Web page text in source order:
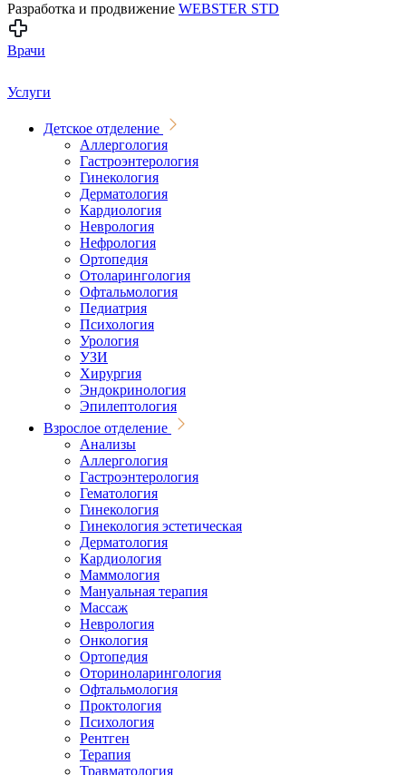
Разработка и продвижение WEBSTER STD
Врачи
Услуги
Детское отделение
Аллергология
Гастроэнтерология
Гинекология
Дерматология
Кардиология
Неврология
Нефрология
Ортопедия
Отоларингология
Офтальмология
Педиатрия
Психология
Урология
УЗИ
Хирургия
Эндокринология
Эпилептология
Взрослое отделение
Анализы
Аллергология
Гастроэнтерология
Гематология
Гинекология
Гинекология эстетическая
Дерматология
Кардиология
Маммология
Мануальная терапия
Массаж
Неврология
Онкология
Ортопедия
Оториноларингология
Офтальмология
Проктология
Психология
Рентген
Терапия
Травматология